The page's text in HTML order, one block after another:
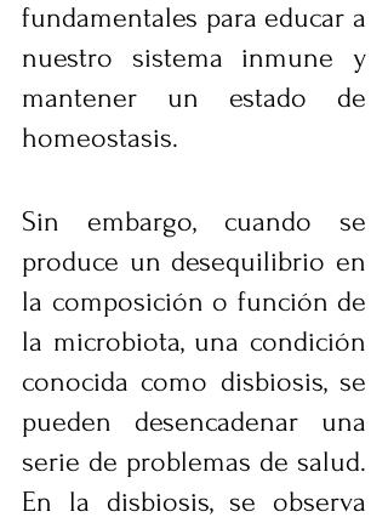
fundamentales para educar a
nuestro sistema inmune y
mantener un estado de
homeostasis.
Sin embargo, cuando se
produce un desequilibrio en
la composición o función de
la microbiota, una condición
conocida como disbiosis, se
pueden desencadenar una
serie de problemas de salud.
En la disbiosis, se observa